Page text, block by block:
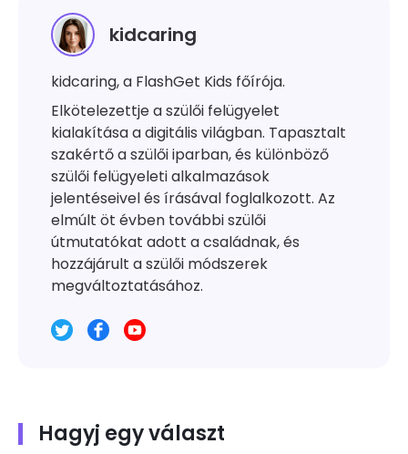
kidcaring
kidcaring, a FlashGet Kids főírója.
Elkötelezettje a szülői felügyelet
kialakítása a digitális világban. Tapasztalt
szakértő a szülői iparban, és különböző
szülői felügyeleti alkalmazások
jelentéseivel és írásával foglalkozott. Az
elmúlt öt évben további szülői
útmutatókat adott a családnak, és
hozzájárult a szülői módszerek
megváltoztatásához.
Hagyj egy választ